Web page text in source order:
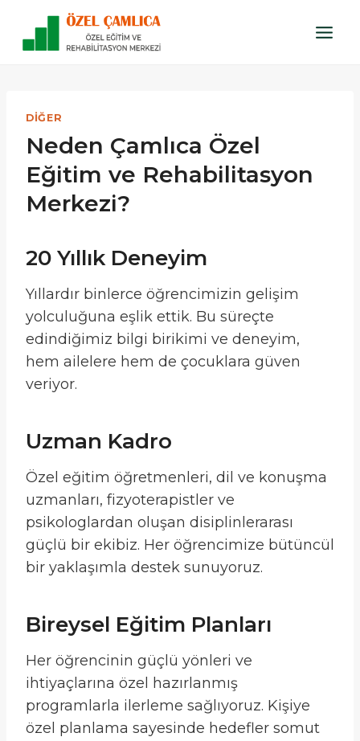
content
DIĞER
Neden Çamlıca Özel
Eğitim ve Rehabilitasyon
Merkezi?
20 Yıllık Deneyim
Yıllardır binlerce öğrencimizin gelişim
yolculuğuna eşlik ettik. Bu süreçte
edindiğimiz bilgi birikimi ve deneyim,
hem ailelere hem de çocuklara güven
veriyor.
Uzman Kadro
Özel eğitim öğretmenleri, dil ve konuşma
uzmanları, fizyoterapistler ve
psikologlardan oluşan disiplinlerarası
güçlü bir ekibiz. Her öğrencimize bütüncül
bir yaklaşımla destek sunuyoruz.
Bireysel Eğitim Planları
Her öğrencinin güçlü yönleri ve
ihtiyaçlarına özel hazırlanmış
programlarla ilerleme sağlıyoruz. Kişiye
özel planlama sayesinde hedefler somut